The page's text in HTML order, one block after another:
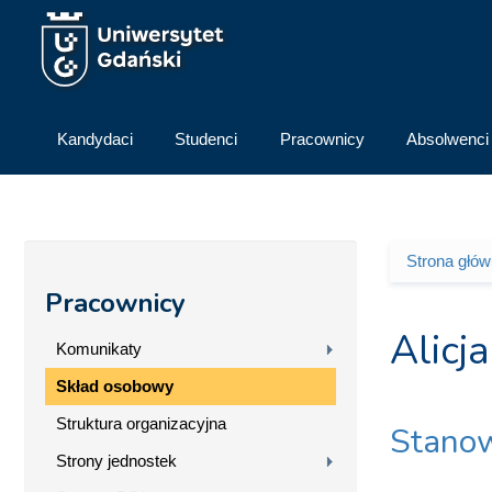
Przejdź do treści
Kandydaci Studenci Pracownicy Absolwenci
Pracownicy
Komunikaty
Skład osobowy
Struktura organizacyjna
Strony jednostek
Strona